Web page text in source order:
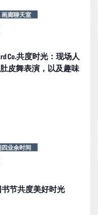
Co.共度时光：现场人
皮舞表演，以及趣味
画廊聊天室
书节共度美好时光
四业余时间